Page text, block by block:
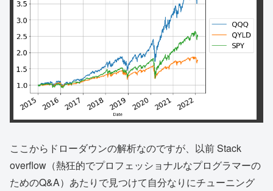
ここからドローダウンの解析なのですが、以前 Stack
overflow（熱狂的でプロフェッショナルなプログラマーの
ためのQ&A）あたりで見つけて自分なりにチューニング